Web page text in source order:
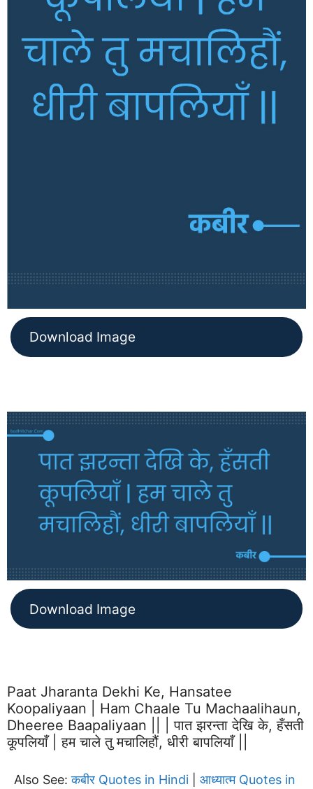
Download Image
Download Image
Paat Jharanta Dekhi Ke, Hansatee
Koopaliyaan | Ham Chaale Tu Machaalihaun,
Dheeree Baapaliyaan || | पात झरन्ता देखि के, हँसती
कूपलियाँ | हम चाले तु मचालिहौं, धीरी बापलियाँ ||
Also See:कबीर Quotes in Hindi
आध्यात्म Quotes in